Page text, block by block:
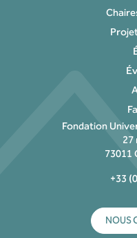
Fondation
27
73011
+33
NOUS